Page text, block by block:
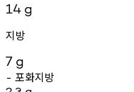
14 g
지방
7 g
- 포화지방